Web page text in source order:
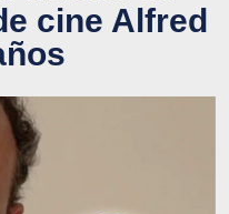
cine Alfred